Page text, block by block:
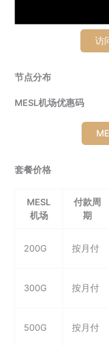
访
节点分布
MESL机场优惠码
套餐价格
MESL
机场
付款周
期
200G 按月付
300G 按月付
500G 按月付